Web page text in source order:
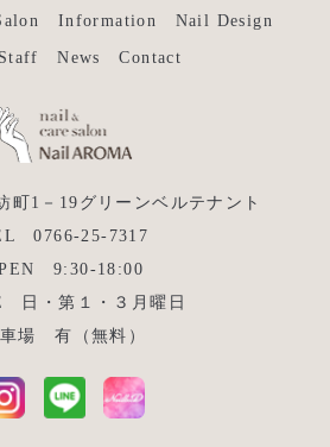
Information Nail Design
Staff News Contact
町1－19グリーンベルテナント
0766-25-7317
9:30-18:00
日・第１・３月曜日
場 有（無料）